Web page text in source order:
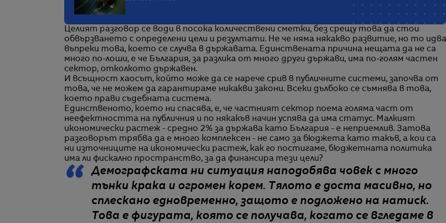
Целият разговор се води в посока количествени сметки, без срещу това да стои
обвързването с определени цели и резултати. Не че няма някакво развитие, но то идва
въпреки това, което се случва в държавата. Единствената причина нещата да не са
много по-лоши, е че България, за разлика от много други държави, има по-голям частен
сектор, отколкото държавен.
И всъщност хаосът, който може да се нарече срив в публичните системи, започва от
това, че не можем да гарантираме никакви закони. Всеки дълбоко се съмнява в това,
което прави съдебната система.
Единственото, което ни спасява, е, че частният сектор поема голяма част от
неефектността на публичния и по някакъв начин успява да има статус. Малкият
икономически растеж - средно 2% за държава като България - е неприемлив. Затова
разговорът трябва да е много комплексен - не само за бюджета като такъв, а кои са
ни източниците на икономически растеж, как го постигаме, бюджетната политика
има ли фискално пространство, за да финансира тези цели?
Демографската ни ситуация наподобява човек с много
тънки крака и огромен корем. Тялото е доста масивно, но
сплескано едновременно, защото е подложено на натиск.
Това е фигурата, която се получава, когато се вгледаме в